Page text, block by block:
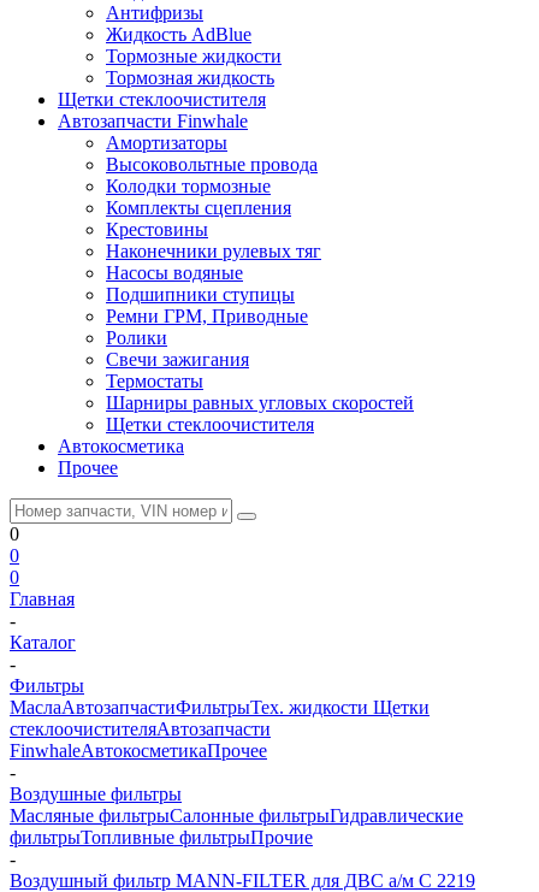
Антифризы
Жидкость AdBlue
Тормозные жидкости
Тормозная жидкость
Щетки стеклоочистителя
Автозапчасти Finwhale
Амортизаторы
Высоковольтные провода
Колодки тормозные
Комплекты сцепления
Крестовины
Наконечники рулевых тяг
Насосы водяные
Подшипники ступицы
Ремни ГРМ, Приводные
Ролики
Свечи зажигания
Термостаты
Шарниры равных угловых скоростей
Щетки стеклоочистителя
Автокосметика
Прочее
0
0
0
Главная
-
Каталог
-
Фильтры
МаслаАвтозапчастиФильтрыТех. жидкости Щетки
стеклоочистителяАвтозапчасти
FinwhaleАвтокосметикаПрочее
-
Воздушные фильтры
Масляные фильтрыСалонные фильтрыГидравлические
фильтрыТопливные фильтрыПрочие
-
Воздушный фильтр MANN-FILTER для ДВС а/м C 2219